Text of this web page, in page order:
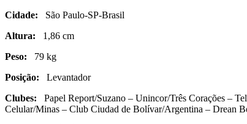
Cidade: São Paulo-SP-Brasil
Altura: 1,86 cm
Peso: 79 kg
Posição: Levantador
Clubes: Papel Report/Suzano – Unincor/Três Corações –
Celular/Minas – Club Ciudad de Bolívar/Argentina – Drean